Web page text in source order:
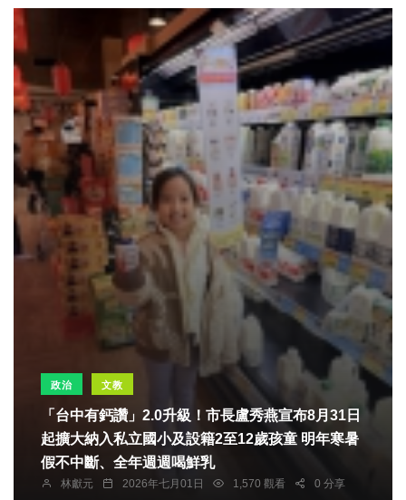
政治 文教
「台中有鈣讚」2.0升級！市長盧秀燕宣布8月31日
起擴大納入私立國小及設籍2至12歲孩童 明年寒暑
假不中斷、全年週週喝鮮乳
林獻元 2026年七月01日 1,570 觀看 0 分享